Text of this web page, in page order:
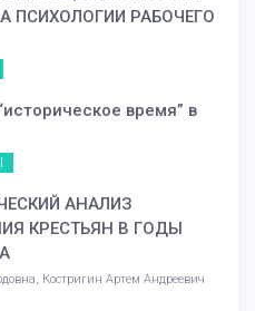
ПСИХОЛОГИИ РАБОЧЕГО
время” в
АНАЛИЗ
КРЕСТЬЯН В ГОДЫ
Костригин Артем Андреевич